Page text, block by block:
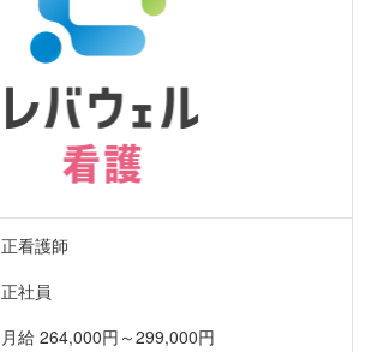
正看護師
正社員
月給 264,000円～299,000円